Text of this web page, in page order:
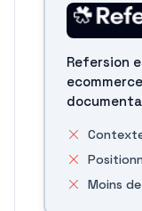
Refersion
Moins